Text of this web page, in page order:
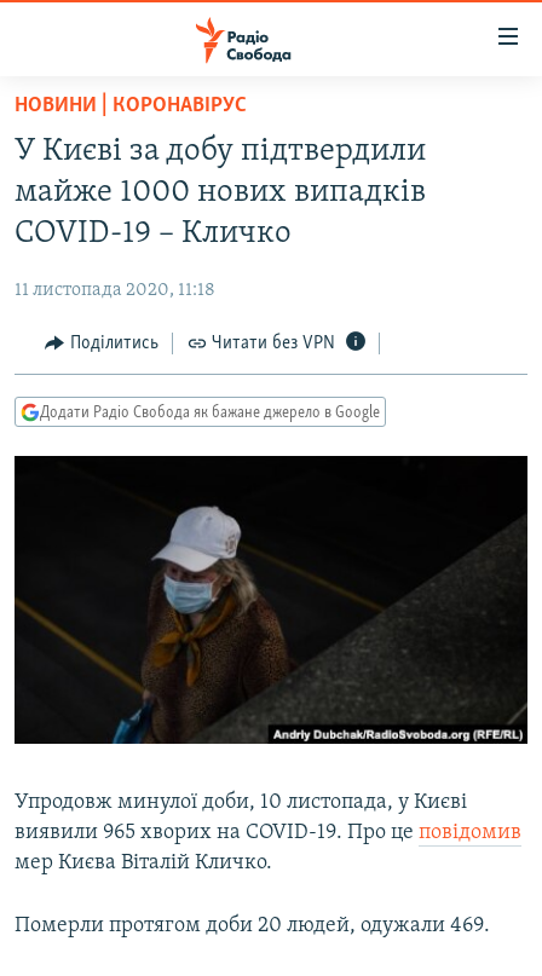
Перейти
основного
матеріалу
Перейти
до
основної
Перейти
до
пошуку
РАДІО СВОБОДА – 70 РОКІВ
СТАТТІ
ЕКОНОМІКА
СУСПІЛЬСТВО
РОСІЙСЬКА «ФІЛЬТРАЦІЯ»
ДОНБАС.РЕАЛІЇ
ТИ ЯК?
КИТАЙ.ВИКЛИКИ
МУЛЬТИМЕДІА
ФОТО
СПЕЦПРОЄКТИ
РУС
УКР
КТАТ
ДОЛУЧАЙСЯ!
НОВИНИ | КОРОНАВІРУС
У Києві за добу підтвердили
майже 1000 нових випадків
COVID-19 – Кличко
11 листопада 2020, 11:18
Поділитись Читати без VPN
Додати Радіо Свобода як бажане джерело в Google
Упродовж минулої доби, 10 листопада, у Києві
виявили 965 хворих на COVID-19. Про це повідомив
мер Києва Віталій Кличко.
Померли протягом доби 20 людей, одужали 469.